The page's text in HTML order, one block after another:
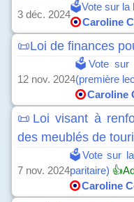
3 déc. 2024
🗳️Vote sur la
Caroline
📜Loi de finances
12 nov. 2024
🗳️Vote sur
(première
Caroline
📜Loi visant à
des meublés de
7 nov. 2024
🗳️Vote sur la
paritaire)
Caroline